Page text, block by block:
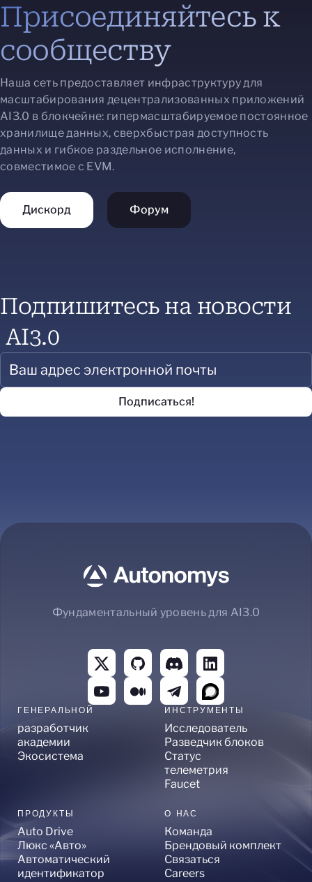
Присоединяйтесь к
сообществу
Наша сеть предоставляет инфраструктуру для
масштабирования децентрализованных приложений
AI3.0 в блокчейне: гипермасштабируемое постоянное
хранилище данных, сверхбыстрая доступность
данных и гибкое раздельное исполнение,
совместимое с EVM.
Дискорд Форум
Подпишитесь на новости
AI3.0
Фундаментальный уровень для AI3.0
ГЕНЕРАЛЬНОЙ
разработчик
академии
Экосистема
ИНСТРУМЕНТЫ
Исследователь
Разведчик блоков
Статус
телеметрия
Faucet
ПРОДУКТЫ
Auto Drive
Люкс «Авто»
Автоматический
идентификатор
О НАС
Команда
Брендовый комплект
Связаться
Careers